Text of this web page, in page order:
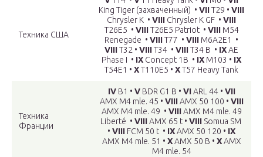
Техника США
King Tiger (захваченный) • VIIT29 • VIII
Chrysler K • VIII Chrysler K GF • VIII
T26E5 • VIIIT26E5 Patriot • VIIIM54
Renegade • VIIIT77 • VIII M6A2E1 •
VIIIT32 • VIIIT34 • VIIIT34 B • IXAE
Phase I • IX Concept 1B • IX M103 • IX
T54E1 • XT110E5 • XT57 Heavy Tank
Техника
Франции
IVB1 • VBDR G1 B • VIARL 44 • VII
AMX M4 mle. 45 • VIIIAMX 50 100 • VIII
AMX M4 mle. 49 • VIIIAMX M4 mle. 49
Liberté • VIIIAMX 65 t • VIIISomua SM
• VIII FCM 50 t • IXAMX 50 120 • IX
AMX M4 mle. 51 • XAMX 50 B • XAMX
M4 mle. 54